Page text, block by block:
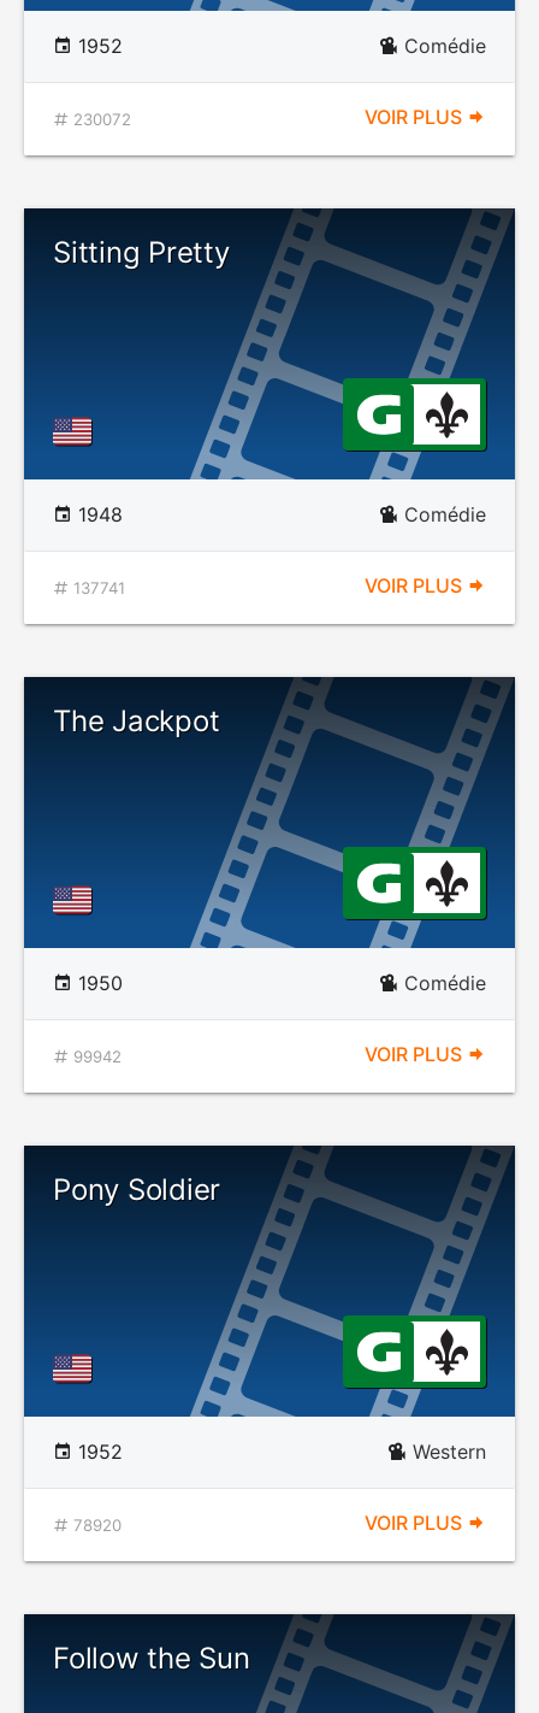
1952 Comédie
230072 VOIR PLUS
Sitting Pretty
1948 Comédie
137741 VOIR PLUS
The Jackpot
1950 Comédie
99942 VOIR PLUS
Pony Soldier
1952 Western
78920 VOIR PLUS
Follow the Sun